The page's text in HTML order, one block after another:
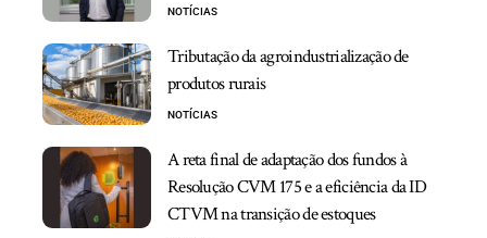
NOTÍCIAS
Tributação da agroindustrialização de
produtos rurais
NOTÍCIAS
A reta final de adaptação dos fundos à
Resolução CVM 175 e a eficiência da ID
CTVM na transição de estoques